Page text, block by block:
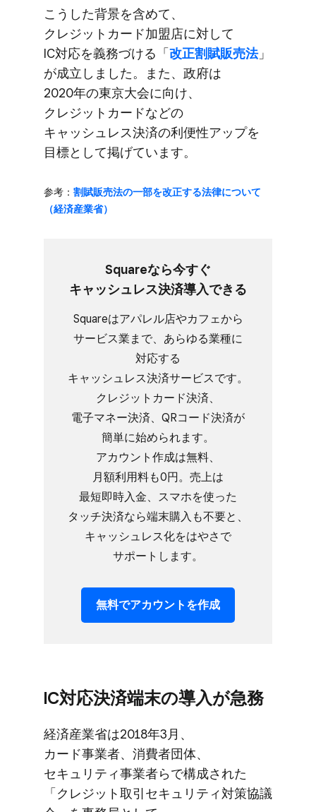
こうした​背景を​含めて、​
クレジットカード加盟店に​対して​
IC対応を​義務づける​「改正割賦販売法」
が​成立しました。​また、​政府は​
2020年の​東京大会に​向け、​
クレジットカードなどの​
キャッシュレス決済の​利便性アップを​
目標と​して​掲げています。
参考： 割賦販売法の​⼀部を​改正する​法律に​ついて​
（経済産業省）
Squareなら​今すぐ​
キャッシュレス決済導入できる
Squareは​アパレル店や​カフェから​
サービス業まで、​あらゆる​業種に​
対応する​
キャッシュレス決済サービスです。​
クレジットカード決済、​
電子マネー決済、​QRコード決済が​
簡単に​始められます。​
アカウント作成は​無料、​
月額利用料も​0円。​売上は​
最短即時入金、​スマホを​使った​
タッチ決済なら​端末購入も​不要と、​
キャッシュレス化を​はやさで​
サポートします。
無料で​アカウントを​作成
IC対応決済端末の​導入が​急務
経済産業省は​2018年3月、​
カード事業者、​消費者団体、​
セキュリティ事業者らで​構成された​
「クレジット取引セキュリティ対策協議